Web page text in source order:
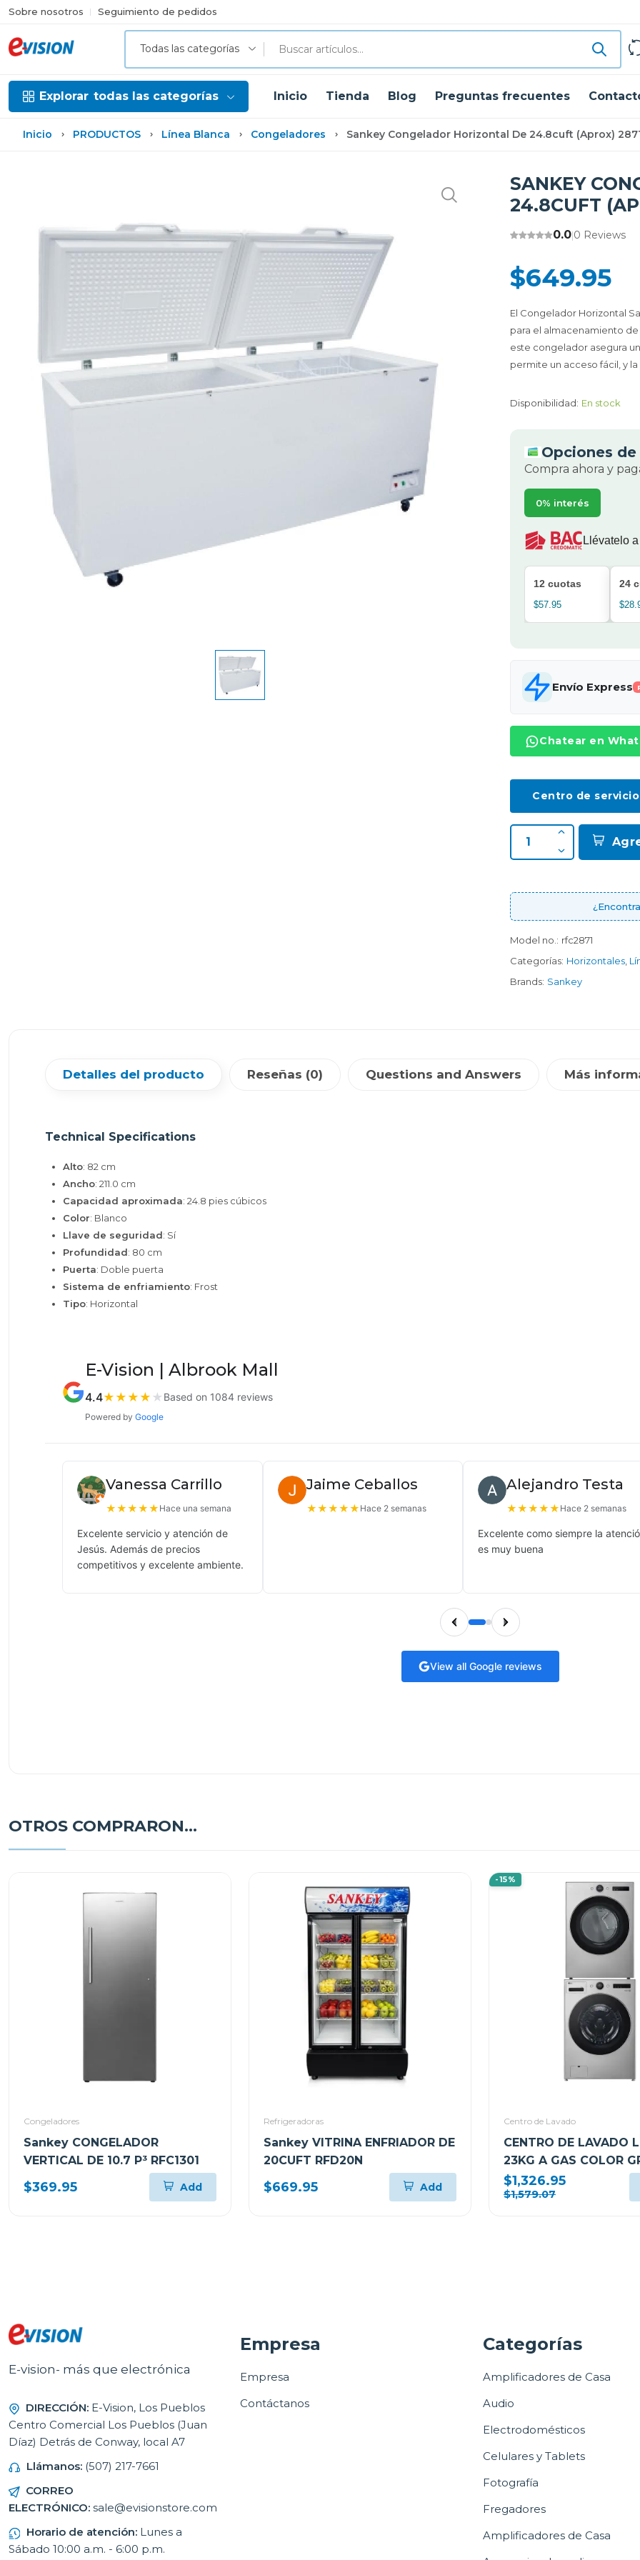
Sobre nosotros Seguimiento de pedidos
Todas las categorías
Explorar todas las categorías Inicio Tienda Blog Preguntas frecuentes
Inicio PRODUCTOS Línea Blanca Congeladores Sankey Congelador Horizontal De 24.8cuft (aprox)
SANKEY
24.8CUFT
0.0|0 Reviews
$649.95
El Congelador Horizontal
para el almacenamiento
este congelador asegura
permite un acceso fácil, y
Disponibilidad: En stock
Opciones
Compra ahora y
0% interés
Llévatelo
12 cuotas
$57.95
24
Envío Express
Chatear en
Centro de servicio
Model no.: rfc2871
Categorías: Horizontales
Brands: Sankey
Detalles del producto Reseñas (0) Questions and Answers Más
Technical Specifications
Alto: 82 cm
Ancho: 211.0 cm
Capacidad aproximada: 24.8 pies cúbicos
Color: Blanco
Llave de seguridad: Sí
Profundidad: 80 cm
Puerta: Doble puerta
Sistema de enfriamiento: Frost
Tipo: Horizontal
E-Vision | Albrook Mall
4.4★ ★ ★ ★ ★ Based on 1084 reviews
Powered by Google
Vanessa Carrillo
★★★★★ Hace una semana
Excelente servicio y atención de
Jesús. Además de precios
competitivos y excelente ambiente.
Jaime Ceballos
★★★★★ Hace 2 semanas
Alejandro Testa
★★★★★ Hace 2 semanas
Excelente como siempre la
es muy buena
View all Google reviews
OTROS COMPRARON...
Congeladores
Sankey CONGELADOR
VERTICAL DE 10.7 P³ RFC1301
$369.95 Add
Refrigeradoras
Sankey VITRINA ENFRIADOR DE
20CUFT RFD20N
$669.95 Add
-15%
Centro de Lavado
CENTRO DE LAVADO
23KG A GAS COLOR
WM23VFXS6/
$1,326.95
$1,579.07
E-vision- más que electrónica
DIRECCIÓN: E-Vision, Los Pueblos
Centro Comercial Los Pueblos (Juan
Díaz) Detrás de Conway, local A7
Llámanos: (507) 217-7661
CORREO
ELECTRÓNICO: sale@evisionstore.com
Horario de atención: Lunes a
Sábado 10:00 a.m. - 6:00 p.m.
Empresa
Empresa
Contáctanos
Categorías
Amplificadores de Casa
Audio
Electrodomésticos
Celulares y Tablets
Fotografía
Fregadores
Amplificadores de Casa